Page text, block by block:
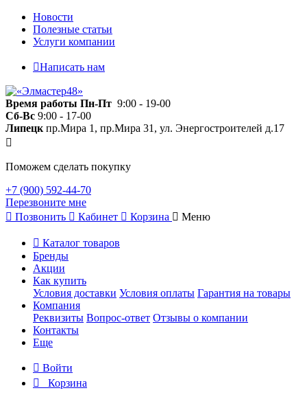
Новости
Полезные статьи
Услуги компании
Написать нам
Время работы Пн-Пт 9:00 - 19-00
Сб-Вс 9:00 - 17-00
Липецк пр.Мира 1, пр.Мира 31, ул. Энергостроителей д.17
Поможем сделать покупку
+7 (900) 592-44-70
Перезвоните мне
Позвонить
Кабинет Корзина Меню
Каталог товаров
Бренды
Акции
Как купить
Условия доставки Условия оплаты Гарантия на товары
Компания
Реквизиты Вопрос-ответ Отзывы о компании
Контакты
Еще
Войти
Корзина